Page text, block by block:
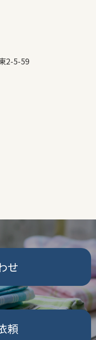
2-5-59
せ
頼